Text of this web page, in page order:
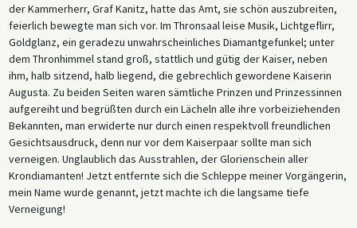
der Kammerherr, Graf Kanitz, hatte das Amt, sie schön auszubreiten,
feierlich bewegte man sich vor. Im Thronsaal leise Musik, Lichtgeflirr,
Goldglanz, ein geradezu unwahrscheinliches Diamantgefunkel; unter
dem Thronhimmel stand groß, stattlich und gütig der Kaiser, neben
ihm, halb sitzend, halb liegend, die gebrechlich gewordene Kaiserin
Augusta. Zu beiden Seiten waren sämtliche Prinzen und Prinzessinnen
aufgereiht und begrüßten durch ein Lächeln alle ihre vorbeiziehenden
Bekannten, man erwiderte nur durch einen respektvoll freundlichen
Gesichtsausdruck, denn nur vor dem Kaiserpaar sollte man sich
verneigen. Unglaublich das Ausstrahlen, der Glorienschein aller
Krondiamanten! Jetzt entfernte sich die Schleppe meiner Vorgängerin,
mein Name wurde genannt, jetzt machte ich die langsame tiefe
Verneigung!